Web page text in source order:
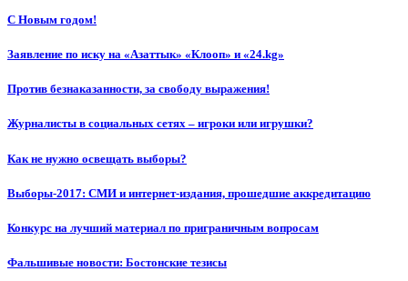
С Новым годом!
Заявление по иску на «Азаттык» «Клооп» и «24.kg»
Против безнаказанности, за свободу выражения!
Журналисты в социальных сетях – игроки или игрушки?
Как не нужно освещать выборы?
Выборы-2017: СМИ и интернет-издания, прошедшие аккредитацию
Конкурс на лучший материал по приграничным вопросам
Фальшивые новости: Бостонские тезисы